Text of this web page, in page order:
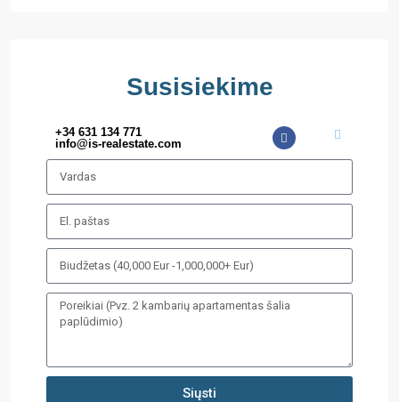
Susisiekime
+34 631 134 771
info@is-realestate.com
Siųsti